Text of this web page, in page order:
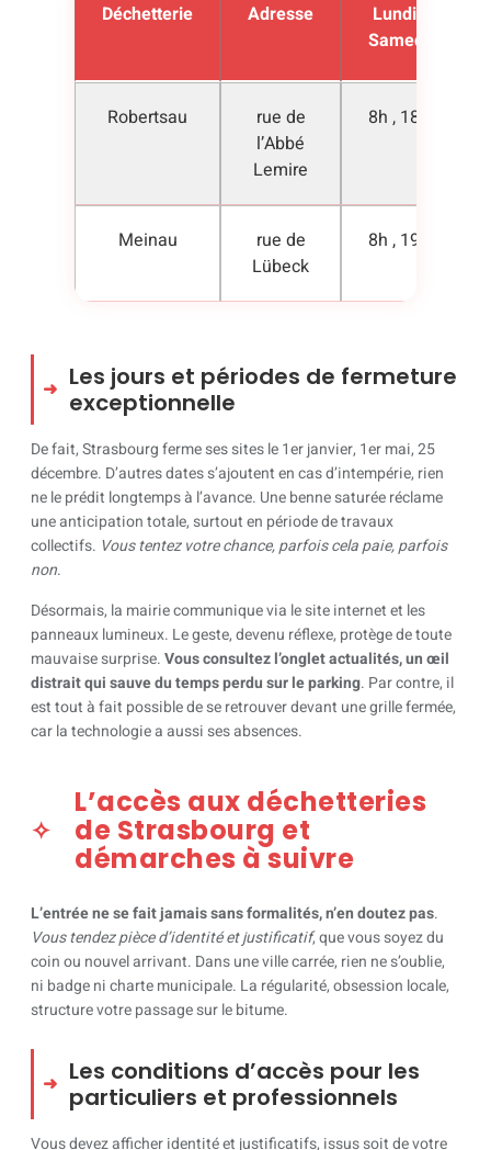
Déchetterie Adresse
Lundi ,
Samedi
Robertsau
rue de
l’Abbé
Lemire
8h , 18h
Meinau
rue de
Lübeck
8h , 19h
Les jours et périodes de fermeture
exceptionnelle
De fait, Strasbourg ferme ses sites le 1er janvier, 1er mai, 25
décembre. D’autres dates s’ajoutent en cas d’intempérie, rien
ne le prédit longtemps à l’avance. Une benne saturée réclame
une anticipation totale, surtout en période de travaux
collectifs. Vous tentez votre chance, parfois cela paie, parfois
non.
Désormais, la mairie communique via le site internet et les
panneaux lumineux. Le geste, devenu réflexe, protège de toute
mauvaise surprise.Vous consultez l’onglet actualités, un œil
distrait qui sauve du temps perdu sur le parking. Par contre, il
est tout à fait possible de se retrouver devant une grille fermée,
car la technologie a aussi ses absences.
L’accès aux déchetteries
de Strasbourg et
démarches à suivre
L’entrée ne se fait jamais sans formalités, n’en doutez pas.
Vous tendez pièce d’identité et justificatif, que vous soyez du
coin ou nouvel arrivant. Dans une ville carrée, rien ne s’oublie,
ni badge ni charte municipale. La régularité, obsession locale,
structure votre passage sur le bitume.
Les conditions d’accès pour les
particuliers et professionnels
Vous devez afficher identité et justificatifs, issus soit de votre